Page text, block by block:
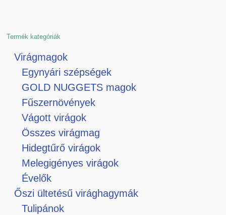
Termék kategóriák
Virágmagok
Egynyári szépségek
GOLD NUGGETS magok
Fűszernövények
Vágott virágok
Összes virágmag
Hidegtűrő virágok
Melegigényes virágok
Évelők
Őszi ültetésű virághagymák
Tulipánok